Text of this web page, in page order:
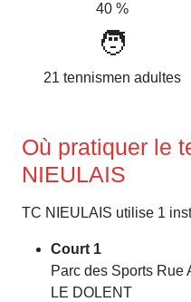
40 %
🧑
21 tennismen adultes
Où pratiquer le
NIEULAIS
TC NIEULAIS utilise 1
Court 1
Parc des Sports Rue
LE DOLENT